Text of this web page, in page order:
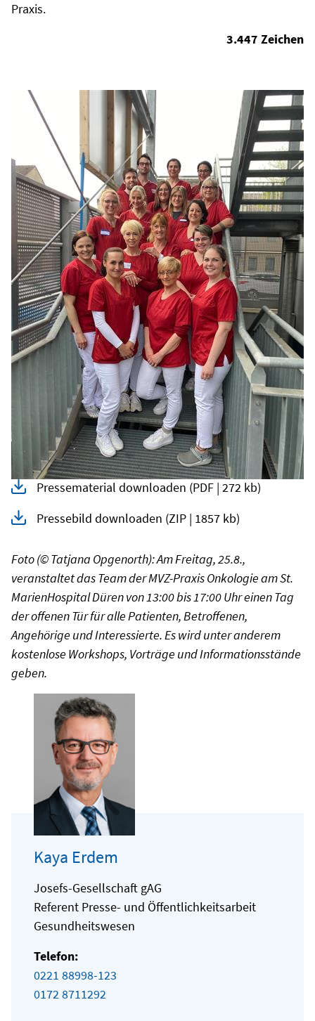
Kaya Erdem
Josefs-Gesellschaft gAG
Referent Presse- und Öffentlichkeitsarbeit
Gesundheitswesen
Telefon:
0221 88998-123
0172 8711292
Praxis.
3.447 Zeichen
Pressematerial downloaden (PDF | 272 kb)
Pressebild downloaden (ZIP | 1857 kb)
Foto (© Tatjana Opgenorth): Am Freitag, 25.8.,
veranstaltet das Team der MVZ-Praxis Onkologie am St.
MarienHospital Düren von 13:00 bis 17:00 Uhr einen Tag
der offenen Tür für alle Patienten, Betroffenen,
Angehörige und Interessierte. Es wird unter anderem
kostenlose Workshops, Vorträge und Informationsstände
geben.